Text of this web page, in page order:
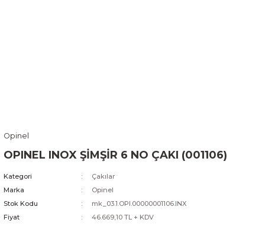
Opinel
OPINEL INOX ŞİMŞİR 6 NO ÇAKI (001106)
Kategori
Çakılar
Marka
Opinel
Stok Kodu
mk_03.1.OPI.00000001106.INX
Fiyat
46.669,10 TL + KDV